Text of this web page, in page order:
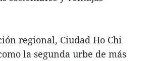
regional, Ciudad Ho Chi
la segunda urbe de más